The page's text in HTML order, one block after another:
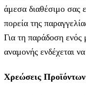
άμεσα διαθέσιμο σας
πορεία της
Για τη παράδοση ενός
αναμονής ενδέχεται
Χρεώσεις Προϊόντων